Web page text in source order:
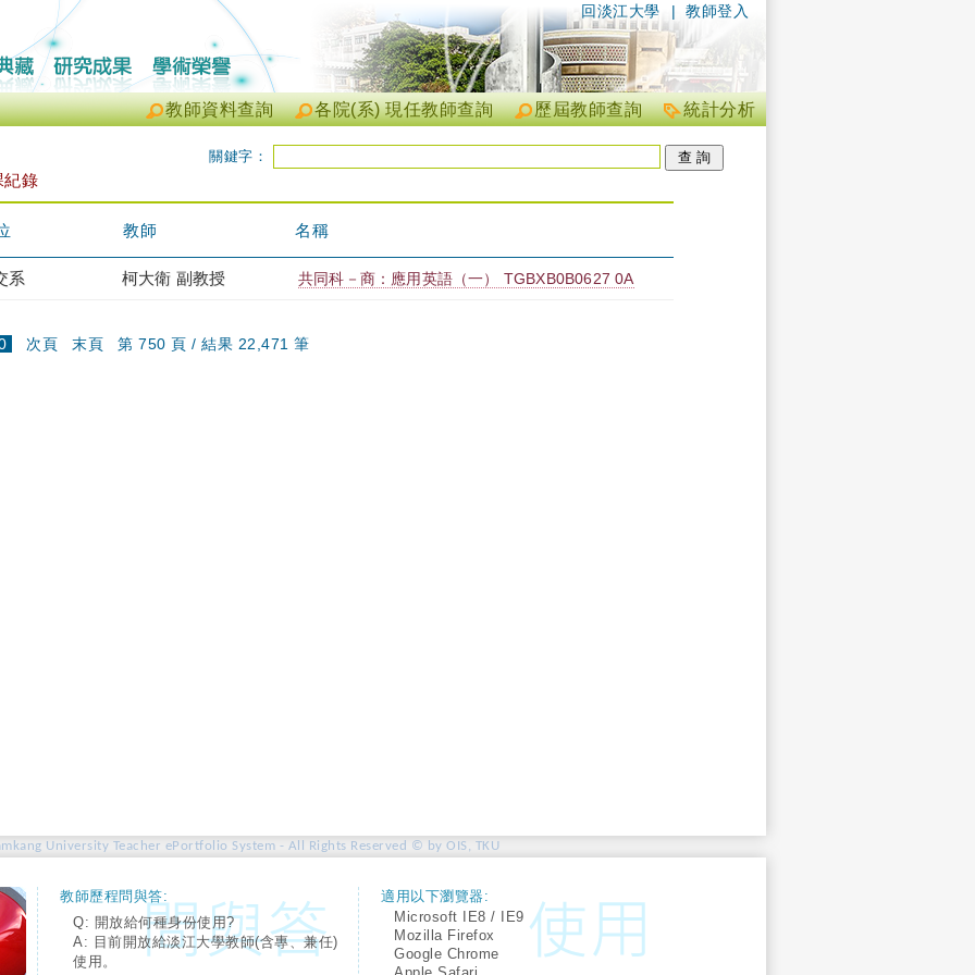
| 教師登入
回淡江大學
統計分析
歷屆教師查詢
各院(系) 現任教師查詢
教師資料查詢
關鍵字：
紀錄
教師 名稱
系 柯大衛 副教授 共同科－商：應用英語（一） TGBXB0B0627 0A
(current)
次頁 末頁 第 750 頁 / 結果 22,471 筆
University Teacher ePortfolio System - All Rights Reserved © by OIS, TKU
教師歷程問與答:
Q: 開放給何種身份使用?
A: 目前開放給淡江大學教師(含專、兼任)
使用。
適用以下瀏覽器:
Microsoft IE8 / IE9
Mozilla Firefox
Google Chrome